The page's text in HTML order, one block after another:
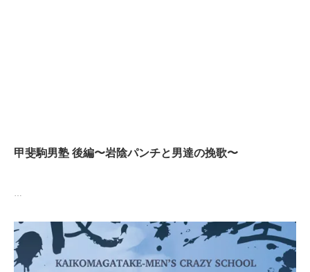
甲斐駒男塾 後編〜岩陰パンチと男達の挽歌〜